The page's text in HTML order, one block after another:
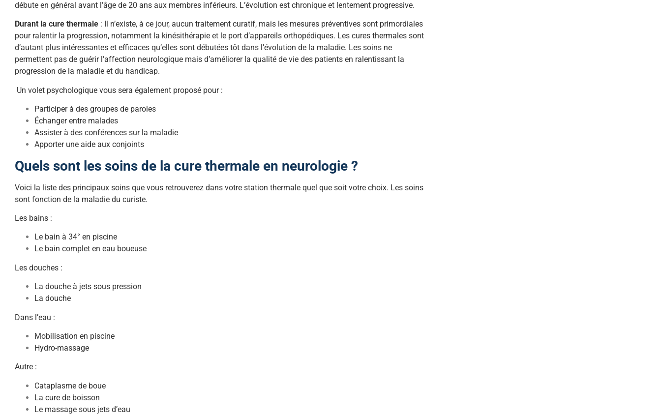
débute en général avant l’âge de 20 ans aux membres inférieurs. L’évolution est chronique et lentement progressive.
Durant la cure thermale : Il n’existe, à ce jour, aucun traitement curatif, mais les mesures préventives sont primordiales
pour ralentir la progression, notamment la kinésithérapie et le port d’appareils orthopédiques. Les cures thermales sont
d’autant plus intéressantes et efficaces qu’elles sont débutées tôt dans l’évolution de la maladie. Les soins ne
permettent pas de guérir l’affection neurologique mais d’améliorer la qualité de vie des patients en ralentissant la
progression de la maladie et du handicap.
Un volet psychologique vous sera également proposé pour :
Participer à des groupes de paroles
Échanger entre malades
Assister à des conférences sur la maladie
Apporter une aide aux conjoints
Quels sont les soins de la cure thermale en neurologie ?
Voici la liste des principaux soins que vous retrouverez dans votre station thermale quel que soit votre choix. Les soins
sont fonction de la maladie du curiste.
Les bains :
Le bain à 34° en piscine
Le bain complet en eau boueuse
Les douches :
La douche à jets sous pression
La douche
Dans l’eau :
Mobilisation en piscine
Hydro-massage
Autre :
Cataplasme de boue
La cure de boisson
Le massage sous jets d’eau